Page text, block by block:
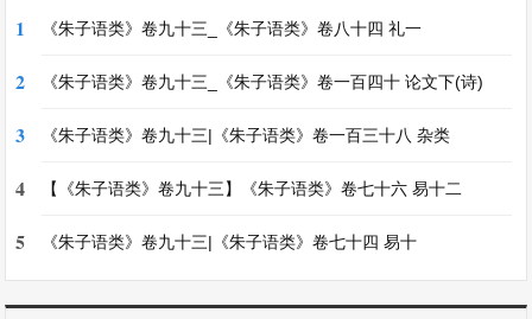
1 《朱子语类》卷九十三_《朱子语类》卷八十四 礼一
2 《朱子语类》卷九十三_《朱子语类》卷一百四十 论文下(诗)
3 《朱子语类》卷九十三|《朱子语类》卷一百三十八 杂类
4 【《朱子语类》卷九十三】《朱子语类》卷七十六 易十二
5 《朱子语类》卷九十三|《朱子语类》卷七十四 易十